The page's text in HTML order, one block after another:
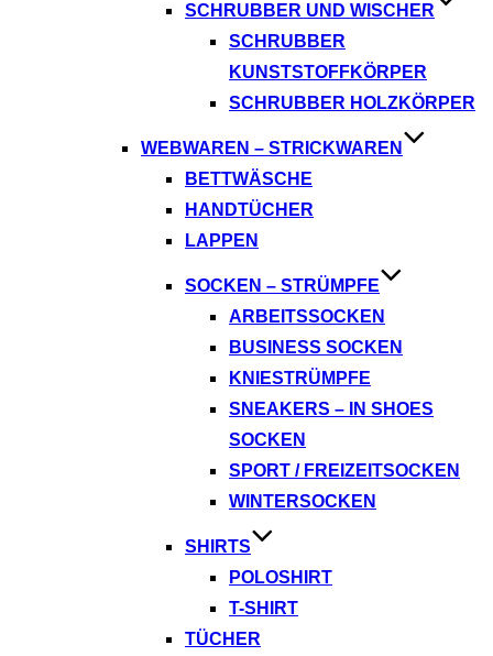
SCHRUBBER UND WISCHER
SCHRUBBER
KUNSTSTOFFKÖRPER
SCHRUBBER HOLZKÖRPER
WEBWAREN – STRICKWAREN
BETTWÄSCHE
HANDTÜCHER
LAPPEN
SOCKEN – STRÜMPFE
ARBEITSSOCKEN
BUSINESS SOCKEN
KNIESTRÜMPFE
SNEAKERS – IN SHOES
SOCKEN
SPORT / FREIZEITSOCKEN
WINTERSOCKEN
SHIRTS
POLOSHIRT
T-SHIRT
TÜCHER